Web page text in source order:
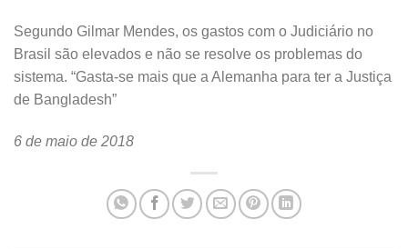
Segundo Gilmar Mendes, os gastos com o Judiciário no
Brasil são elevados e não se resolve os problemas do
sistema. “Gasta-se mais que a Alemanha para ter a Justiça
de Bangladesh”
6 de maio de 2018